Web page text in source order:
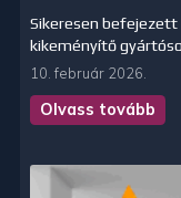
Sikeresen befejezett
kikeményítő
10. február 2026.
Olvass tovább